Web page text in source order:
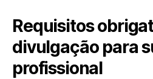
Requisitos
divulgação para
profissional